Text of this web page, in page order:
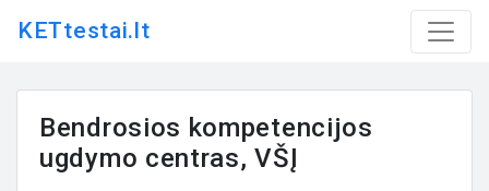
KETtestai.lt
Bendrosios kompetencijos
ugdymo centras, VŠĮ